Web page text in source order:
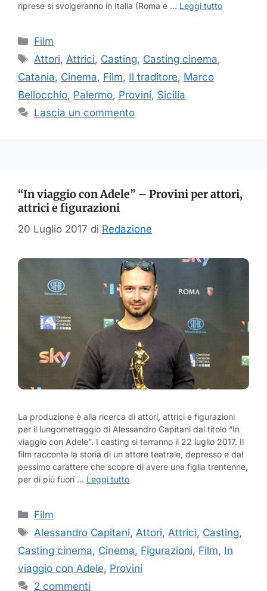
riprese si svolgeranno in Italia (Roma e … Leggi tutto
Categorie
Film
Tag
Attori,Attrici, Casting, Casting cinema,
Catania, Cinema, Film, Il traditore, Marco
Bellocchio, Palermo, Provini, Sicilia
Lascia un commento
“In viaggio con Adele” – Provini per attori,
attrici e figurazioni
20 Luglio 2017 di Redazione
La produzione è alla ricerca di attori, attrici e figurazioni
per il lungometraggio di Alessandro Capitani dal titolo “In
viaggio con Adele”. I casting si terranno il 22 luglio 2017. Il
film racconta la storia di un attore teatrale, depresso e dal
pessimo carattere che scopre di avere una figlia trentenne,
per di più fuori … Leggi tutto
Categorie
Film
Tag
Alessandro Capitani, Attori, Attrici, Casting,
Casting cinema, Cinema, Figurazioni, Film, In
viaggio con Adele, Provini
2 commenti